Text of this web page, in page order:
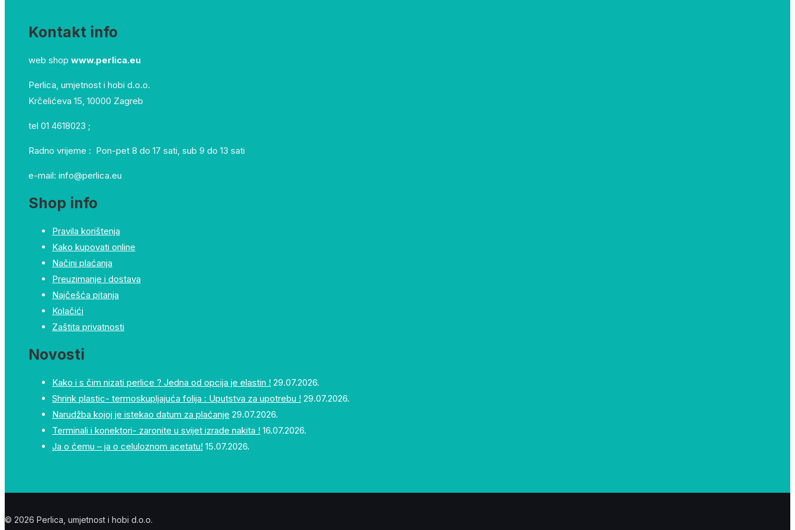
Kontakt info
web shop www.perlica.eu
Perlica, umjetnost i hobi d.o.o.
Krčelićeva 15, 10000 Zagreb
tel 01 4618023 ;
Radno vrijeme : Pon-pet 8 do 17 sati, sub 9 do 13 sati
e-mail: info@perlica.eu
Shop info
Pravila korištenja
Kako kupovati online
Načini plaćanja
Preuzimanje i dostava
Najčešća pitanja
Kolačići
Zaštita privatnosti
Novosti
Kako i s čim nizati perlice ? Jedna od opcija je elastin ! 29.07.2026.
Shrink plastic- termoskupljajuća folija : Uputstva za upotrebu ! 29.07.2026.
Narudžba kojoj je istekao datum za plaćanje 29.07.2026.
Terminali i konektori- zaronite u svijet izrade nakita ! 16.07.2026.
Ja o ćemu – ja o celuloznom acetatu! 15.07.2026.
© 2026 Perlica, umjetnost i hobi d.o.o.